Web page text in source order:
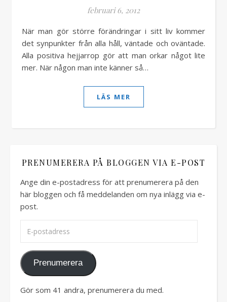
februari 6, 2012
När man gör större förändringar i sitt liv kommer
det synpunkter från alla håll, väntade och oväntade.
Alla positiva hejjarrop gör att man orkar något lite
mer. När någon man inte känner så…
LÄS MER
PRENUMERERA PÅ BLOGGEN VIA E-POST
Ange din e-postadress för att prenumerera på den
här bloggen och få meddelanden om nya inlägg via e-
post.
Prenumerera
Gör som 41 andra, prenumerera du med.